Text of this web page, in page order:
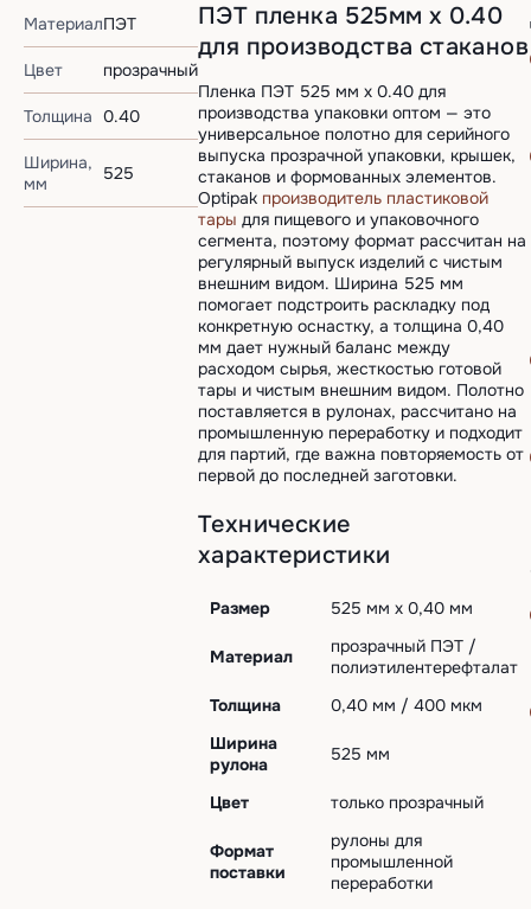
МатериалПЭТ
Цвет прозрачный
Толщина 0.40
Ширина,
мм
525
ПЭТ пленка 525мм х 0.40
для производства стаканов
Пленка ПЭТ 525 мм х 0.40 для
производства упаковки оптом — это
универсальное полотно для серийного
выпуска прозрачной упаковки, крышек,
стаканов и формованных элементов.
Optipak производитель пластиковой
тары для пищевого и упаковочного
сегмента, поэтому формат рассчитан на
регулярный выпуск изделий с чистым
внешним видом. Ширина 525 мм
помогает подстроить раскладку под
конкретную оснастку, а толщина 0,40
мм дает нужный баланс между
расходом сырья, жесткостью готовой
тары и чистым внешним видом. Полотно
поставляется в рулонах, рассчитано на
промышленную переработку и подходит
для партий, где важна повторяемость от
первой до последней заготовки.
Технические
характеристики
Размер 525 мм х 0,40 мм
Материал
прозрачный ПЭТ /
полиэтилентерефталат
Толщина
0,40 мм / 400 мкм
Ширина
рулона
525 мм
Цвет только прозрачный
Формат
поставки
рулоны для
промышленной
переработки